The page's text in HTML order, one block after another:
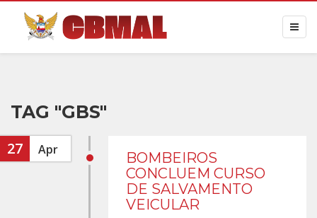
TAG "GBS"
27 Apr
BOMBEIROS
CONCLUEM CURSO
DE SALVAMENTO
VEICULAR